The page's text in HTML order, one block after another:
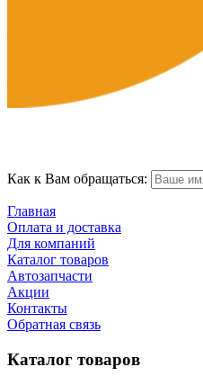
Как к Вам обращаться:
Главная
Оплата и доставка
Для компаний
Каталог товаров
Автозапчасти
Акции
Контакты
Обратная связь
Каталог товаров